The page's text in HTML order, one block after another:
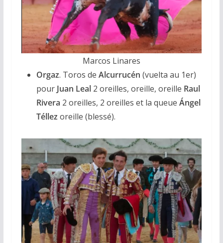
Marcos Linares
Orgaz. Toros de Alcurrucén (vuelta au 1er)
pour Juan Leal2 oreilles, oreille, oreille Raul
Rivera 2 oreilles, 2 oreilles et la queue Ángel
Téllez oreille (blessé).